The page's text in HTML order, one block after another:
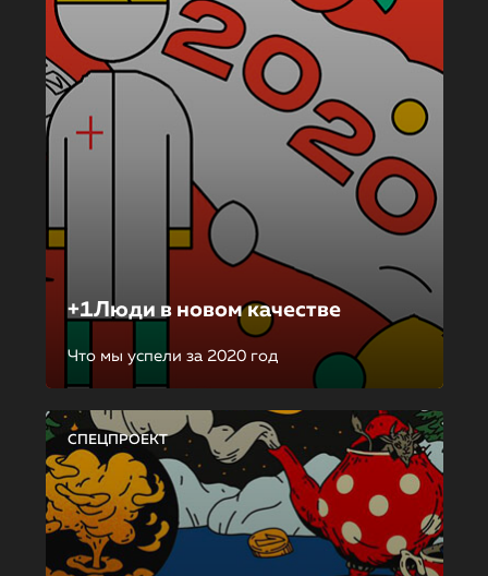
+1Люди в новом качестве
Что мы успели за 2020 год
СПЕЦПРОЕКТ